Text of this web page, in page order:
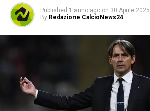
Published 1 anno ago on 30 Aprile 2025
By Redazione CalcioNews24